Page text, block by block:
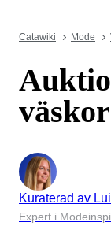
Catawiki Mode
väskor
Kuraterad av
Expert i